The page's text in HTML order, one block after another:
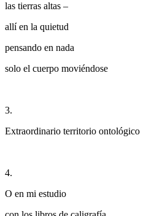
las tierras altas –
allí en la quietud
pensando en nada
solo el cuerpo moviéndose
3.
Extraordinario territorio ontológico
4.
O en mi estudio